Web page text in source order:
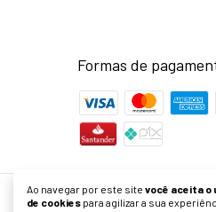
Ao navegar por este site você aceita o
de cookies para agilizar a sua
Formas de
Lavinny Store